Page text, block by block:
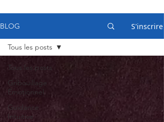
BLOG S'inscrire
Tous les posts
Gribouillage
Émotionnel
Guidance
Intuitive
Tous les posts